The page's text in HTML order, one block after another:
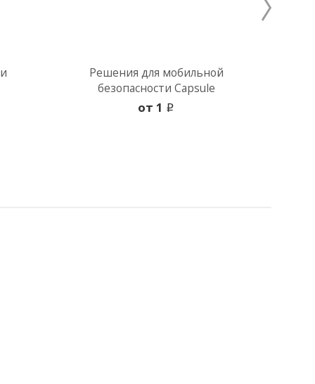
Решения для мобильной
безопасности Capsule
oт 1 i